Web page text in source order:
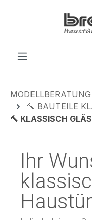
MODELLBERATUNG
🔨 BAUTEILE
🔨 KLASSISCH
Ihr